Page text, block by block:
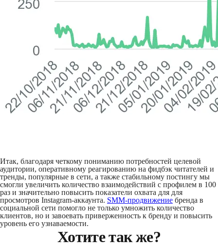
Итак, благодаря четкому пониманию потребностей целевой
аудитории, оперативному реагированию на фидбэк читателей и
тренды, популярные в сети, а также стабильному постингу мы
смогли увеличить количество взаимодействий с профилем в 100
раз и значительно повысить показатели охвата для для
просмотров Instagram-аккаунта. SMM-продвижение бренда в
социальной сети помогло не только умножить количество
клиентов, но и завоевать приверженность к бренду и повысить
уровень его узнаваемости.
Хотите так же?